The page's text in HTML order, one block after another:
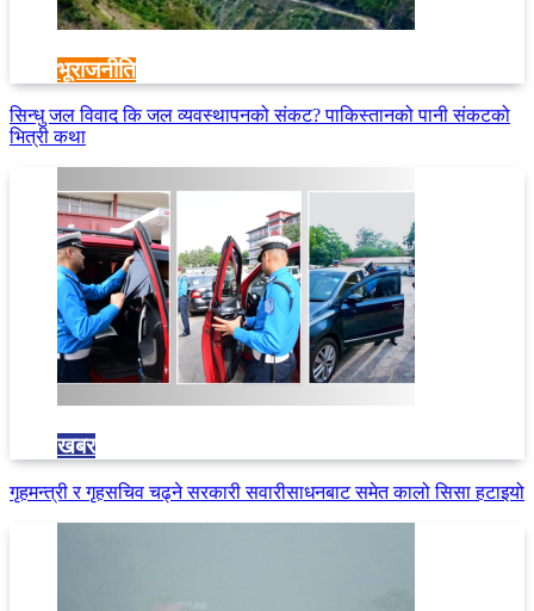
भूराजनीति
सिन्धु जल विवाद कि जल व्यवस्थापनको संकट? पाकिस्तानको पानी संकटको
भित्री कथा
खबर
गृहमन्त्री र गृहसचिव चढ्ने सरकारी सवारीसाधनबाट समेत कालो सिसा हटाइयो